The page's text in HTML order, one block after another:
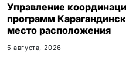
Управление
программ
место расположения
5 августа, 2026